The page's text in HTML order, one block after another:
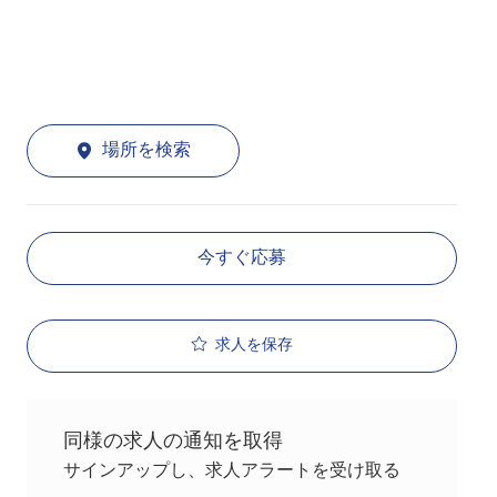
場所を検索
今すぐ応募
求人を保存
同様の求人の通知を取得
サインアップし、求人アラートを受け取る